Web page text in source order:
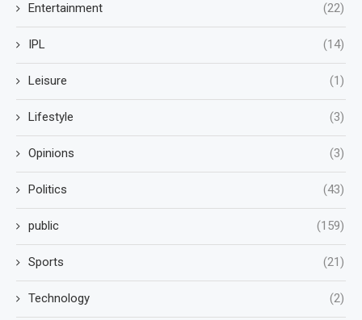
Entertainment (22)
IPL (14)
Leisure (1)
Lifestyle (3)
Opinions (3)
Politics (43)
public (159)
Sports (21)
Technology (2)